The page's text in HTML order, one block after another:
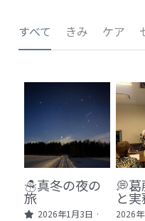
📸Who am I?（
🏙️社員が防ぐ不正と
🙌自傷・他害・パ
🏫社会福祉法人ぐら
🛒Learn More!（商
❓FAQ
すべて きみ ケア
☃️真冬の夜の
旅
2026年1月3日 ·
💭
と実
2026